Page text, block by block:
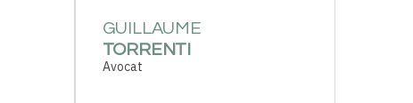
GUILLAUME
TORRENTI
Avocat